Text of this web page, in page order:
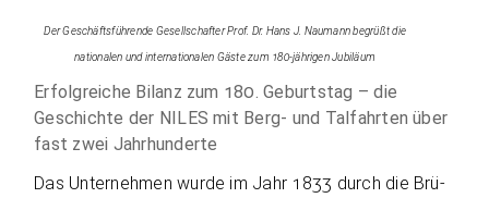
Der Geschäfts­füh­rende Gesell­schaf­ter Prof. Dr. Hans J. Nau­mann begrüßt die
natio­na­len und inter­na­tio­na­len Gäste zum 180-jäh­ri­gen Jubiläum
Erfolg­rei­che Bilanz zum 180. Geburts­tag – die
Geschichte der NILES mit Berg- und Tal­fahr­ten über
fast zwei Jahrhunderte
Das Unter­neh­men wurde im Jahr 1833 durch die Brü­